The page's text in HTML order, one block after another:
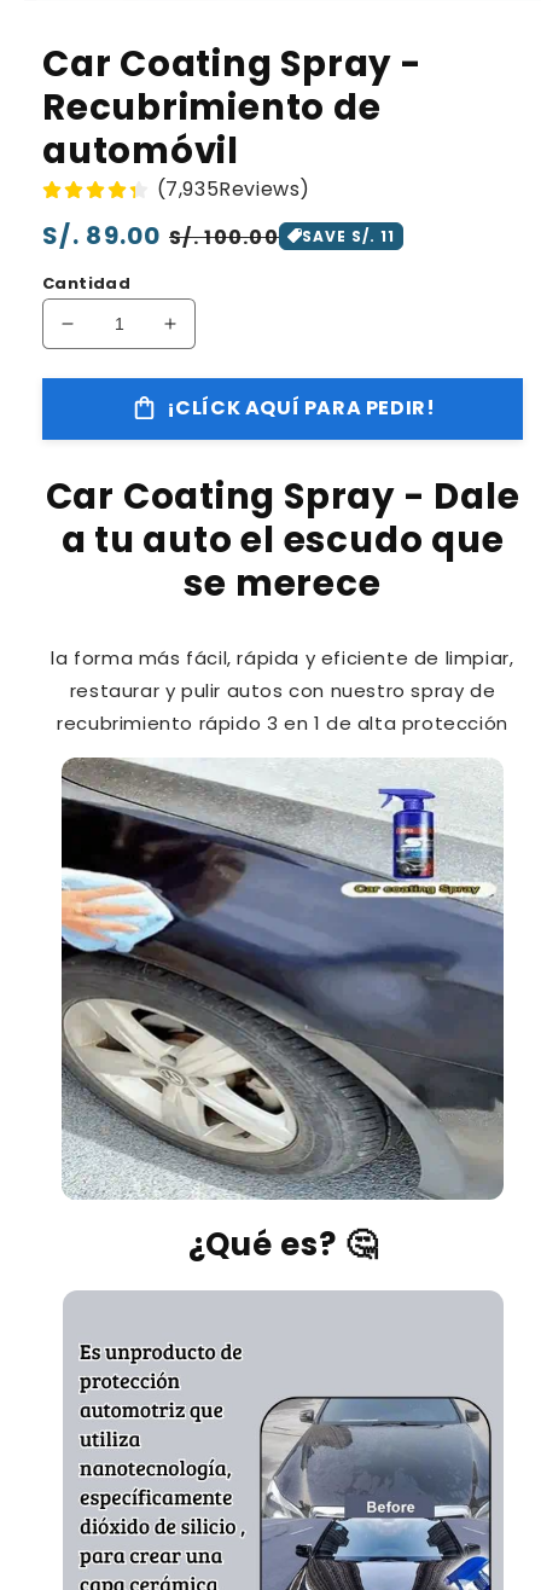
Car Coating Spray -
Recubrimiento de
automóvil
(7,935Reviews)
Precio
habitual
S/. 89.00 Precio
oferta
S/. 100.00 SAVE S/. 11
Cantidad
Reducir
para
Coating
-
Recubrimiento
de
Aumentar
para
Car
Coating
-
Recubrimiento
de
¡CLÍCK AQUÍ PARA PEDIR!
Car Coating Spray - Dale
a tu auto el escudo que
se merece
la forma más fácil, rápida y eficiente de limpiar,
restaurar y pulir autos con nuestro spray de
recubrimiento rápido 3 en 1 de alta protección
¿Qué es? 🤔